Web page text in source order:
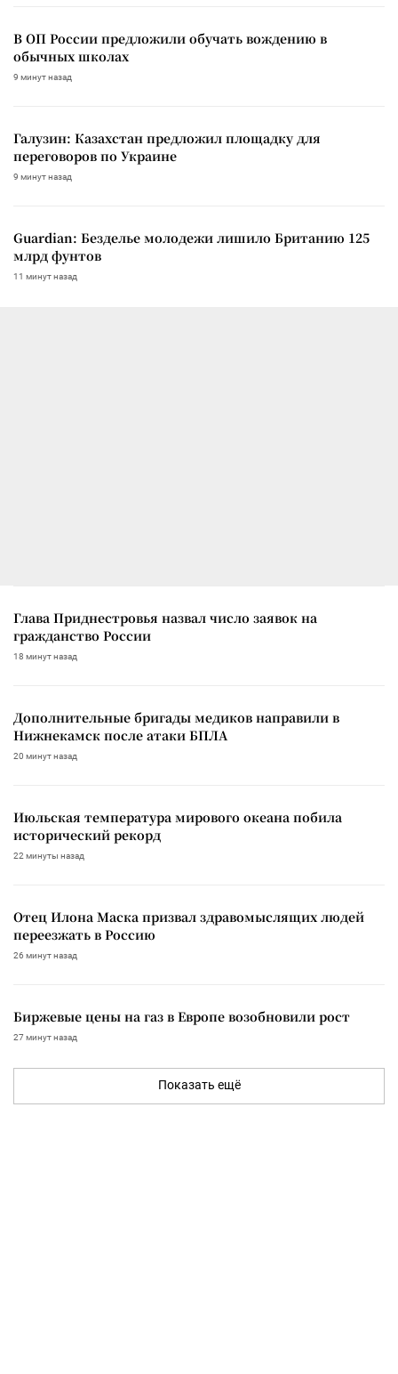
В ОП России предложили обучать вождению в
обычных школах
9 минут назад
Галузин: Казахстан предложил площадку для
переговоров по Украине
9 минут назад
Guardian: Безделье молодежи лишило Британию 125
млрд фунтов
11 минут назад
Глава Приднестровья назвал число заявок на
гражданство России
18 минут назад
Дополнительные бригады медиков направили в
Нижнекамск после атаки БПЛА
20 минут назад
Июльская температура мирового океана побила
исторический рекорд
22 минуты назад
Отец Илона Маска призвал здравомыслящих людей
переезжать в Россию
26 минут назад
Биржевые цены на газ в Европе возобновили рост
27 минут назад
Показать ещё